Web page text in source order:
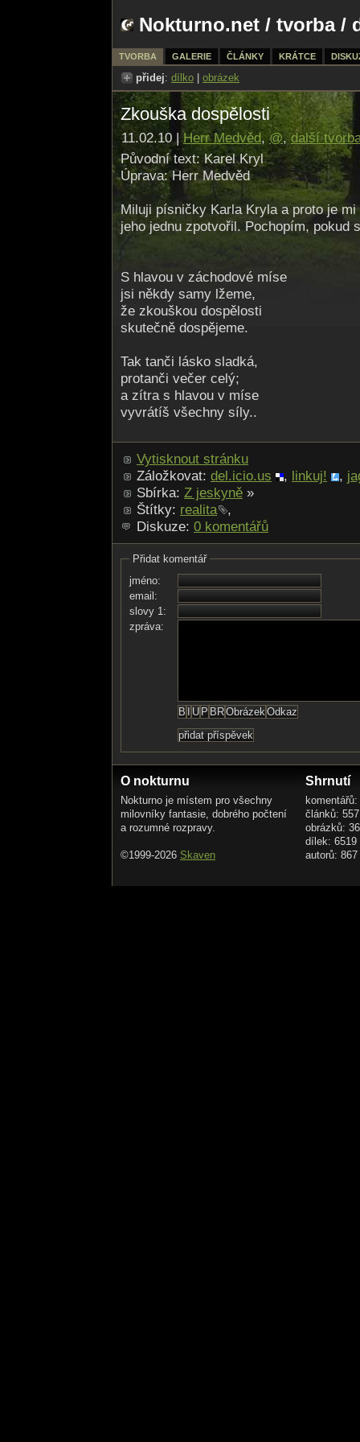
Nokturno.net / tvorba/
TVORBA GALERIE ČLÁNKY KRÁTCE
přidej: dílko obrázek
Zkouška dospělosti
11.02.10 | Herr Medvěd,@,další
Původní text: Karel Kryl
Úprava: Herr Medvěd
Miluji písničky Karla Kryla a proto je
jeho jednu zpotvořil. Pochopím, pokud
S hlavou v záchodové míse
jsi někdy samy lžeme,
že zkouškou dospělosti
skutečně dospějeme.
Tak tanči lásko sladká,
protanči večer celý;
a zítra s hlavou v míse
vyvrátíš všechny síly..
Vytisknout stránku
Záložkovat: del.icio.us , linkuj! ,
Sbírka: Z jeskyně »
Štítky: realita
,
Diskuze: 0 komentářů
Přidat komentář
jméno:
email:
slovy 1:
zpráva:
O nokturnu
Nokturno je místem pro všechny
milovníky fantasie, dobrého počtení
a rozumné rozpravy.
©1999-2026 Skaven
Shrnutí
článků: 557
obrázků:
dílek: 6519
autorů: 867